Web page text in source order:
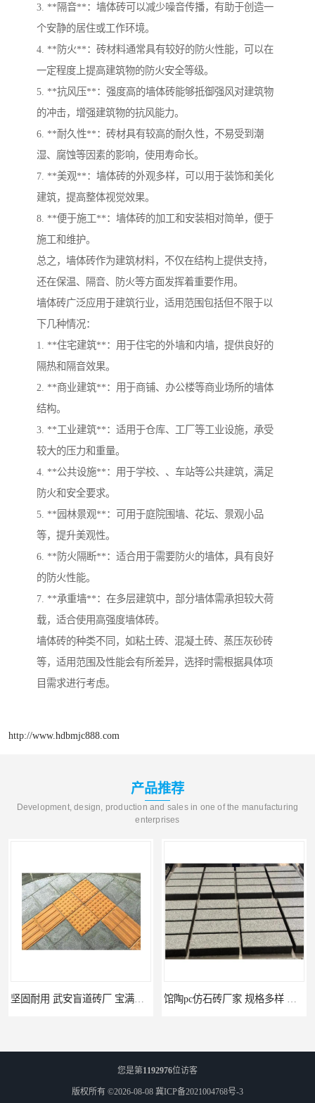
3. **隔音**：墙体砖可以减少噪音传播，有助于创造一
个安静的居住或工作环境。
4. **防火**：砖材料通常具有较好的防火性能，可以在
一定程度上提高建筑物的防火安全等级。
5. **抗风压**：强度高的墙体砖能够抵御强风对建筑物
的冲击，增强建筑物的抗风能力。
6. **耐久性**：砖材具有较高的耐久性，不易受到潮
湿、腐蚀等因素的影响，使用寿命长。
7. **美观**：墙体砖的外观多样，可以用于装饰和美化
建筑，提高整体视觉效果。
8. **便于施工**：墙体砖的加工和安装相对简单，便于
施工和维护。
总之，墙体砖作为建筑材料，不仅在结构上提供支持，
还在保温、隔音、防火等方面发挥着重要作用。
墙体砖广泛应用于建筑行业，适用范围包括但不限于以
下几种情况：
1. **住宅建筑**：用于住宅的外墙和内墙，提供良好的
隔热和隔音效果。
2. **商业建筑**：用于商铺、办公楼等商业场所的墙体
结构。
3. **工业建筑**：适用于仓库、工厂等工业设施，承受
较大的压力和重量。
4. **公共设施**：用于学校、、车站等公共建筑，满足
防火和安全要求。
5. **园林景观**：可用于庭院围墙、花坛、景观小品
等，提升美观性。
6. **防火隔断**：适合用于需要防火的墙体，具有良好
的防火性能。
7. **承重墙**：在多层建筑中，部分墙体需承担较大荷
载，适合使用高强度墙体砖。
墙体砖的种类不同，如粘土砖、混凝土砖、蒸压灰砂砖
等，适用范围及性能会有所差异，选择时需根据具体项
目需求进行考虑。
http://www.hdbmjc888.com
产品推荐
Development, design, production and sales in one of the manufacturing
enterprises
坚固耐用 武安盲道砖厂 宝满建材 馆陶pc仿石砖厂家 规格多样 宝满建材
您是第1192976位访客
版权所有 ©2026-08-08 冀ICP备2021004768号-3